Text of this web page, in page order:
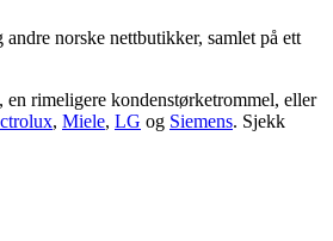
norske nettbutikker, samlet på ett
, en rimeligere kondenstørketrommel, eller
, Miele, LG og Siemens. Sjekk